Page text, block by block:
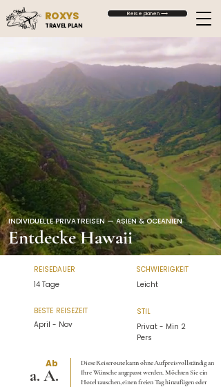
ROXYS
TRAVEL PLAN
Reise planen ⟶
INDIVIDUELLE PRIVATREISEN — ASIEN & OCEANIEN
Entdecke Hawaii
REISEDAUER
14 Tage
SCHWIERIGKEIT
Leicht
BESTE REISEZEIT
April - Nov
STIL
Privat - Min 2
Pers
a. A.
Ab
Diese Reiseroute kann ohne Aufpreis vollständig an
Ihre Wünsche angepasst werden. Möchten Sie ein
Hotel tauschen, einen freien Tag hinzufügen oder